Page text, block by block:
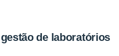
de laboratórios